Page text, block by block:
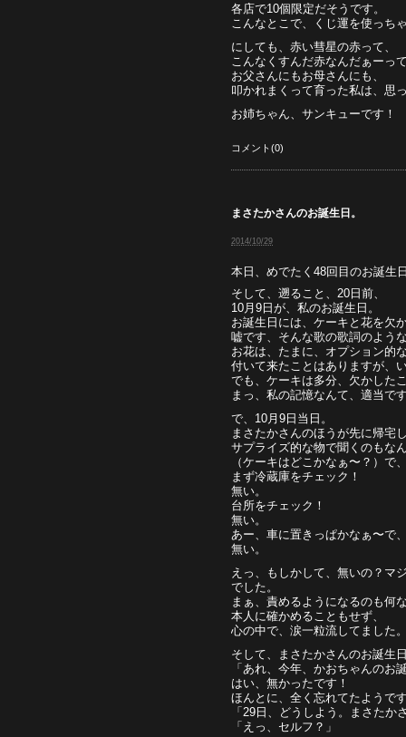
各店で10個限定だそうです。
こんなとこで、くじ運を使っち
にしても、赤い彗星の赤って、
こんなくすんだ赤なんだぁーっ
お父さんにもお母さんにも、
叩かれまくって育った私は、思
お姉ちゃん、サンキューです！
コメント(0)
まさたかさんのお誕生日。
2014/10/29
本日、めでたく48回目のお誕生
そして、遡ること、20日前、
10月9日が、私のお誕生日。
お誕生日には、ケーキと花を欠
嘘です、そんな歌の歌詞のよう
お花は、たまに、オプション的
付いて来たことはありますが、
でも、ケーキは多分、欠かした
まっ、私の記憶なんて、適当で
で、10月9日当日。
まさたかさんのほうが先に帰宅
サプライズ的な物で聞くのもな
（ケーキはどこかなぁ〜？）で
まず冷蔵庫をチェック！
無い。
台所をチェック！
無い。
あー、車に置きっぱかなぁ〜で
無い。
えっ、もしかして、無いの？マ
でした。
まぁ、責めるようになるのも何
本人に確かめることもせず、
心の中で、涙一粒流してました
そして、まさたかさんのお誕生
「あれ、今年、かおちゃんのお
はい、無かったです！
ほんとに、全く忘れてたようで
「29日、どうしよう。まさた
「えっ、セルフ？」